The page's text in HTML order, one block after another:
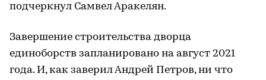
подчеркнул Самвел Аракелян.
Завершение строительства дворца
единоборств запланировано на август 2021
года. И, как заверил Андрей Петров, ни что